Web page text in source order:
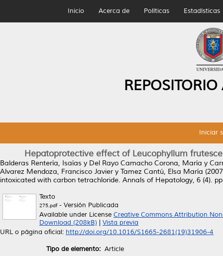
Inicio Acerca de Políticas Estadísticas
Iniciar
Hepatoprotective effect of Leucophyllum
Balderas Rentería, Isaías y Del Rayo Camacho Corona, María y
Alvarez Mendoza, Francisco Javier y Tamez Cantú, Elsa María
intoxicated with carbon tetrachloride. Annals of Hepatology, 6 (4).
Texto
275.pdf- Versión Publicada
Available under License Creative Commons Attribution
Download (208kB)
Vista previa
URL o página oficial: http://doi.org/10.1016/S1665-2681(19)31906-4
Tipo de elemento: Article